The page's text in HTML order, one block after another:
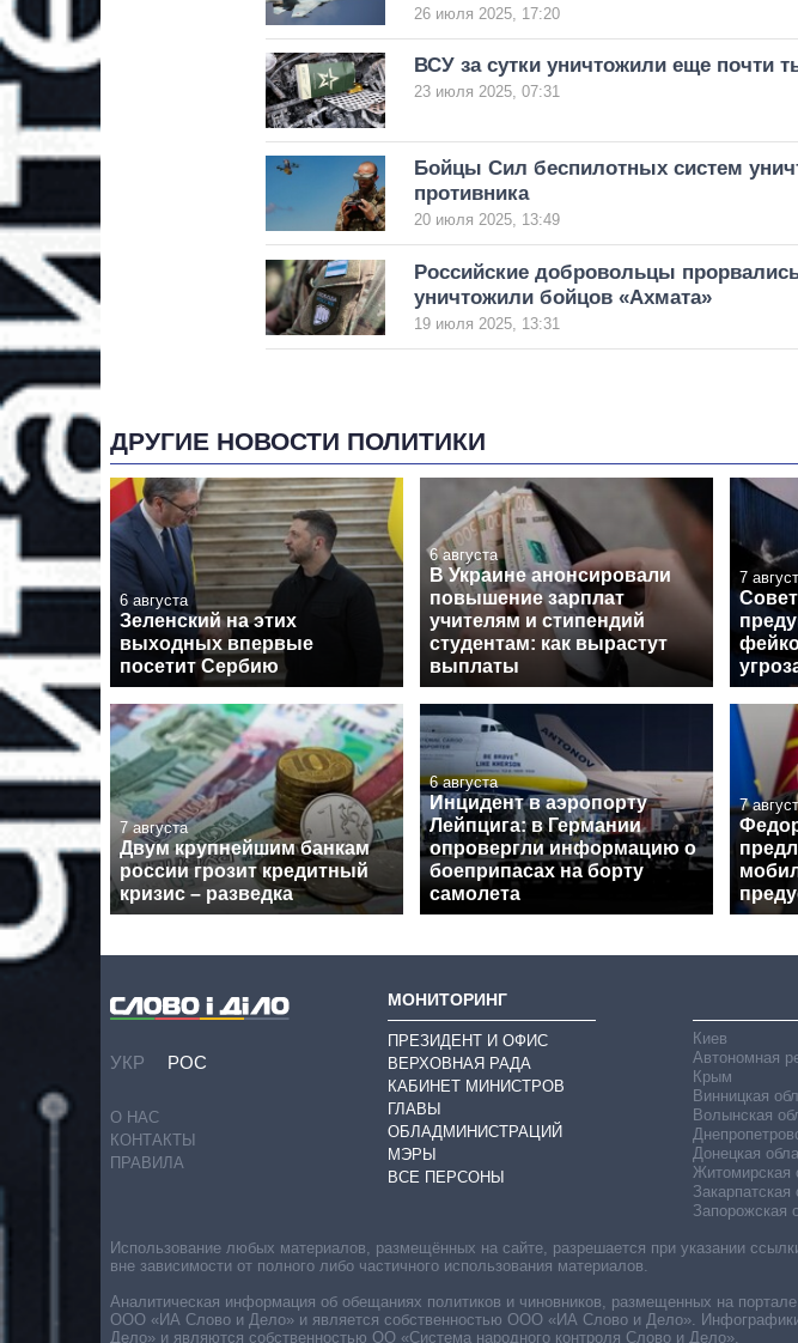
26 июля 2025, 17:20
ВСУ за сутки уничтожили еще почти
23 июля 2025, 07:31
Бойцы Сил беспилотных систем
противника
20 июля 2025, 13:49
Российские добровольцы
уничтожили бойцов «Ахмата»
19 июля 2025, 13:31
ДРУГИЕ НОВОСТИ ПОЛИТИКИ
6 августа
Зеленский на этих
выходных впервые
посетит Сербию
6 августа
В Украине анонсировали
повышение зарплат
учителям и стипендий
студентам: как вырастут
выплаты
7
7 августа
Двум крупнейшим банкам
россии грозит кредитный
кризис – разведка
6 августа
Инцидент в аэропорту
Лейпцига: в Германии
опровергли информацию о
боеприпасах на борту
самолета
7
УКР РОС
О НАС
КОНТАКТЫ
ПРАВИЛА
МОНИТОРИНГ
ПРЕЗИДЕНТ И ОФИС
ВЕРХОВНАЯ РАДА
КАБИНЕТ МИНИСТРОВ
ГЛАВЫ
ОБЛАДМИНИСТРАЦИЙ
МЭРЫ
ВСЕ ПЕРСОНЫ
Киев
Автономная
Крым
Винницкая
Волынская
Донецкая
Житомирская
Закарпатская
Запорожская
Использование любых материалов, размещённых на сайте, разрешается при указании
вне зависимости от полного либо частичного использования материалов.
Аналитическая информация об обещаниях политиков и чиновников, размещенных на
ООО «ИА Слово и Дело» и является собственностью ООО «ИА Слово и Дело».
Дело» и являются собственностью ОО «Система народного контроля Слово и Дело».